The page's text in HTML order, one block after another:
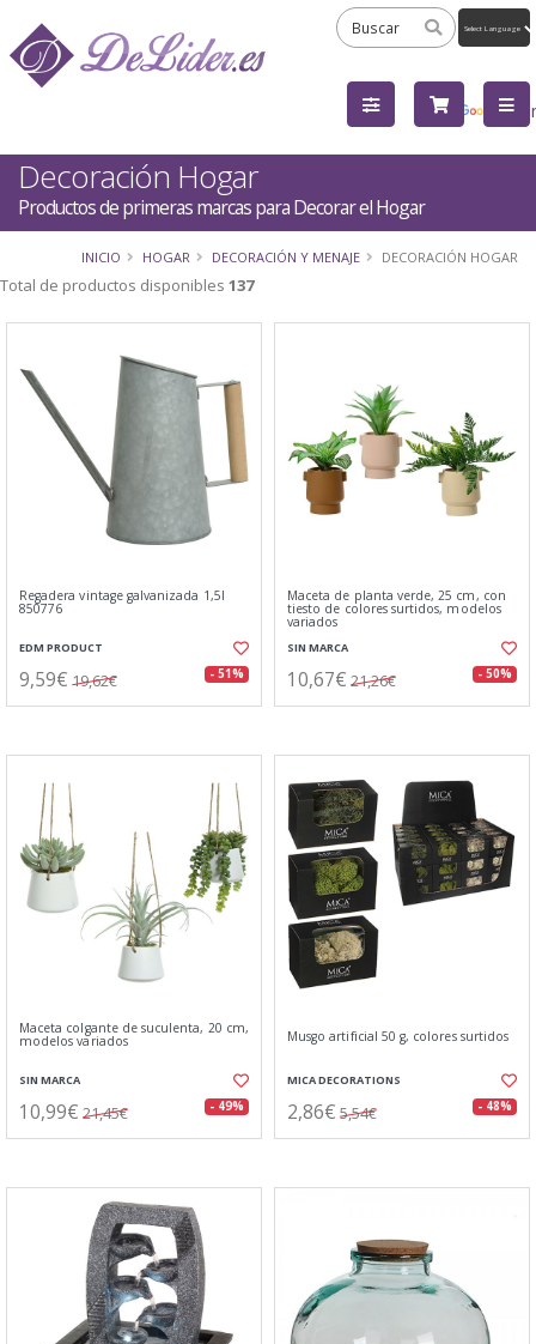
by
Decoración Hogar
Productos de primeras marcas para Decorar el Hogar
INICIO HOGAR DECORACIÓN Y MENAJE DECORACIÓN HOGAR
Total de productos disponibles 137
Regadera vintage galvanizada 1,5l
850776
EDM PRODUCT
9,59€ 19,62€ - 51%
Maceta de planta verde, 25 cm, con
tiesto de colores surtidos, modelos
variados
SIN MARCA
10,67€ 21,26€ - 50%
Maceta colgante de suculenta, 20 cm,
modelos variados
SIN MARCA
10,99€ 21,45€ - 49%
Musgo artificial 50 g, colores surtidos
MICA DECORATIONS
2,86€ 5,54€ - 48%